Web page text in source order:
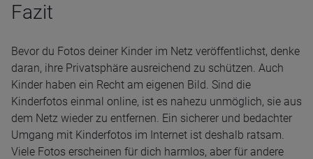
Fazit
Bevor du Fotos deiner Kinder im Netz veröffentlichst, denke
daran, ihre Privatsphäre ausreichend zu schützen. Auch
Kinder haben ein Recht am eigenen Bild. Sind die
Kinderfotos einmal online, ist es nahezu unmöglich, sie aus
dem Netz wieder zu entfernen. Ein sicherer und bedachter
Umgang mit Kinderfotos im Internet ist deshalb ratsam.
Viele Fotos erscheinen für dich harmlos, aber für andere